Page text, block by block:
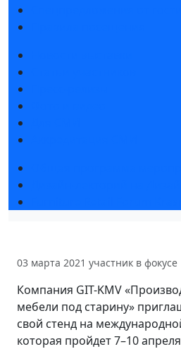
03 марта 2021 участник в фокусе
Компания GIT-KMV
мебели под старину»
свой стенд на
которая пройдет 7–10